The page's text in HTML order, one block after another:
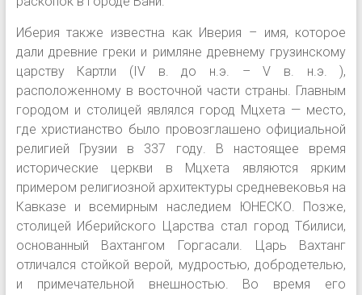
Иберия также известна как Иверия – имя, которое
дали древние греки и римляне древнему грузинскому
царству Картли (IV в. до н.э. – V в. н.э. ),
расположенному в восточной части страны. Главным
городом и столицей являлся город Мцхета — место,
где христианство было провозглашено официальной
религией Грузии в 337 году. В настоящее время
исторические церкви в Мцхета являются ярким
примером религиозной архитектуры средневековья на
Кавказе и всемирным наследием ЮНЕСКО. Позже,
столицей Иберийского Царства стал город Тбилиси,
основанный Вахтангом Горгасали. Царь Вахтанг
отличался стойкой верой, мудростью, добродетелью,
и примечательной внешностью. Во время его